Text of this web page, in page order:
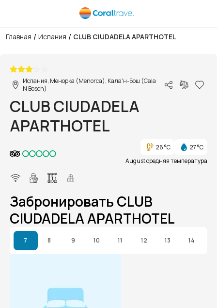
Главная / Испания / CLUB CIUDADELA APARTHOTEL
Испания, Менорка (Menorca), Кала'н-Бош (Cala
N Bosch)
CLUB CIUDADELA
APARTHOTEL
26 °C
27 °C
August средняя температура
Забронировать CLUB
CIUDADELA APARTHOTEL
7 8 9 10 11 12 13 14